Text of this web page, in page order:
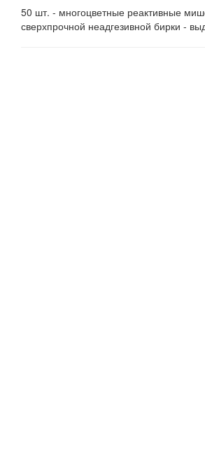
50 шт. - многоцветные реактивные
сверхпрочной неадгезивной бирки -